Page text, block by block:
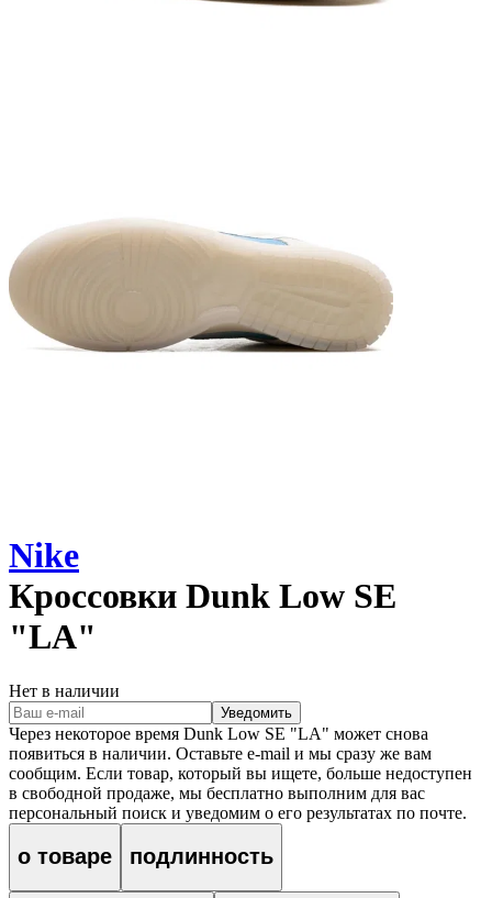
Nike
Кроссовки Dunk Low SE
"LA"
Нет в наличии
Уведомить
Через некоторое время Dunk Low SE "LA" может снова
появиться в наличии. Оставьте e‑mail и мы сразу же вам
сообщим. Если товар, который вы ищете, больше недоступен
в свободной продаже, мы бесплатно выполним для вас
персональный поиск и уведомим о его результатах по почте.
о товаре подлинность